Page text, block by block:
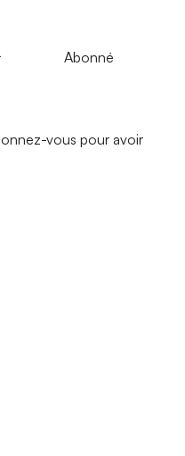
Abonné
vous pour avoir